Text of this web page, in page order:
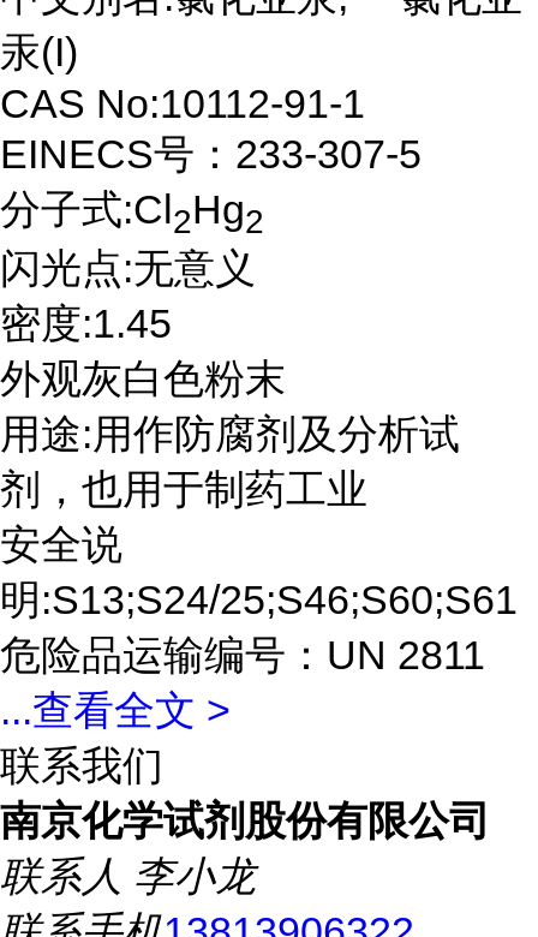
汞(I)
CAS No:10112-91-1
EINECS号：233-307-5
分子式:Cl2Hg2
闪光点:无意义
密度:1.45
外观灰白色粉末
用途:用作防腐剂及分析试
剂，也用于制药工业
安全说
明:S13;S24/25;S46;S60;S61
危险品运输编号：UN 2811
...查看全文 >
联系我们
南京化学试剂股份有限公司
联系人 李小龙